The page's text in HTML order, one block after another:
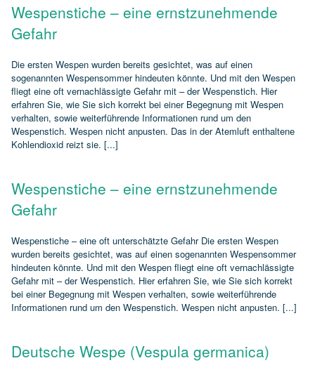
Wespenstiche – eine ernstzunehmende
Gefahr
Die ersten Wespen wurden bereits gesichtet, was auf einen
sogenannten Wespensommer hindeuten könnte. Und mit den Wespen
fliegt eine oft vernachlässigte Gefahr mit – der Wespenstich. Hier
erfahren Sie, wie Sie sich korrekt bei einer Begegnung mit Wespen
verhalten, sowie weiterführende Informationen rund um den
Wespenstich. Wespen nicht anpusten. Das in der Atemluft enthaltene
Kohlendioxid reizt sie. [...]
Wespenstiche – eine ernstzunehmende
Gefahr
Wespenstiche – eine oft unterschätzte Gefahr Die ersten Wespen
wurden bereits gesichtet, was auf einen sogenannten Wespensommer
hindeuten könnte. Und mit den Wespen fliegt eine oft vernachlässigte
Gefahr mit – der Wespenstich. Hier erfahren Sie, wie Sie sich korrekt
bei einer Begegnung mit Wespen verhalten, sowie weiterführende
Informationen rund um den Wespenstich. Wespen nicht anpusten. [...]
Deutsche Wespe (Vespula germanica)